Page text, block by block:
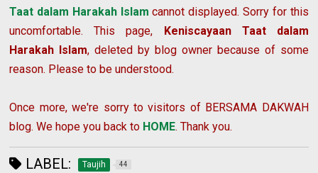
Taat dalam Harakah Islam cannot displayed. Sorry for this
uncomfortable. This page, Keniscayaan Taat dalam
Harakah Islam, deleted by blog owner because of some
reason. Please to be understood.
Once more, we're sorry to visitors of BERSAMA DAKWAH
blog. We hope you back to HOME. Thank you.
LABEL: Taujih 44